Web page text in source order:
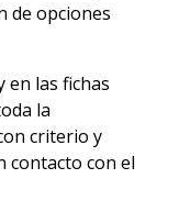
de opciones
en las fichas
la
criterio y
contacto con el